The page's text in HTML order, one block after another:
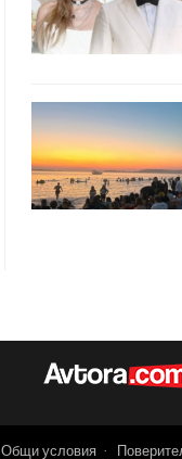
Общи условия